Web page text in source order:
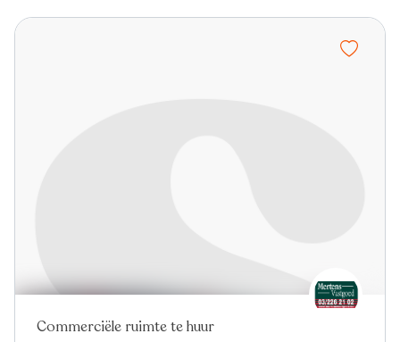
Commerciële ruimte te huur